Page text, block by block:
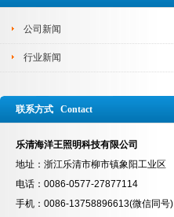
公司新闻
行业新闻
联系方式 Contact
乐清海洋王照明科技有限公司
地址：浙江乐清市柳市镇象阳工业区
电话：0086-0577-27877114
手机：0086-13758896613(微信同号)